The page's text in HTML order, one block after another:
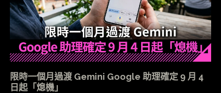
限時一個月過渡 Gemini Google 助理確定 9 月 4
日起「熄機」